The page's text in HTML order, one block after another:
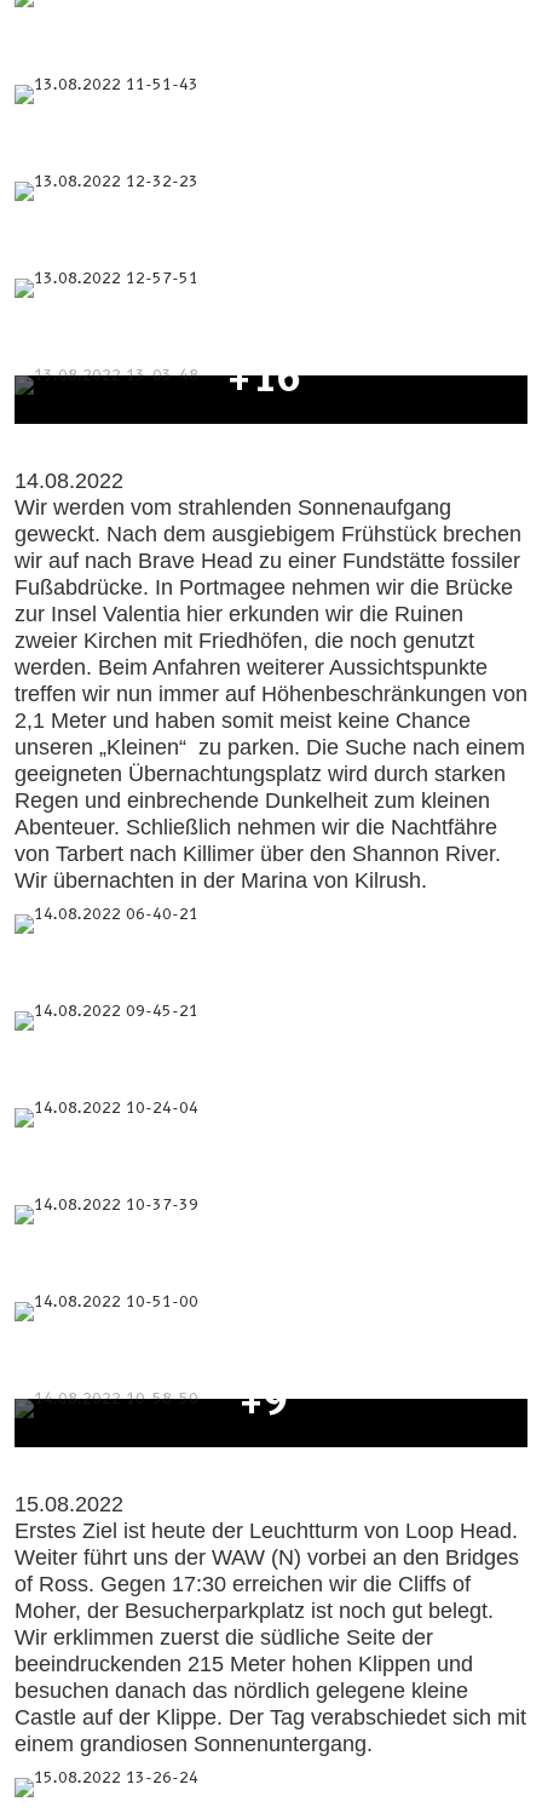
+16
14.08.2022
Wir werden vom strahlenden Sonnenaufgang
geweckt. Nach dem ausgiebigem Frühstück brechen
wir auf nach Brave Head zu einer Fundstätte fossiler
Fußabdrücke. In Portmagee nehmen wir die Brücke
zur Insel Valentia hier erkunden wir die Ruinen
zweier Kirchen mit Friedhöfen, die noch genutzt
werden. Beim Anfahren weiterer Aussichtspunkte
treffen wir nun immer auf Höhenbeschränkungen von
2,1 Meter und haben somit meist keine Chance
unseren „Kleinen“ zu parken. Die Suche nach einem
geeigneten Übernachtungsplatz wird durch starken
Regen und einbrechende Dunkelheit zum kleinen
Abenteuer. Schließlich nehmen wir die Nachtfähre
von Tarbert nach Killimer über den Shannon River.
Wir übernachten in der Marina von Kilrush.
+9
15.08.2022
Erstes Ziel ist heute der Leuchtturm von Loop Head.
Weiter führt uns der WAW (N) vorbei an den Bridges
of Ross. Gegen 17:30 erreichen wir die Cliffs of
Moher, der Besucherparkplatz ist noch gut belegt.
Wir erklimmen zuerst die südliche Seite der
beeindruckenden 215 Meter hohen Klippen und
besuchen danach das nördlich gelegene kleine
Castle auf der Klippe. Der Tag verabschiedet sich mit
einem grandiosen Sonnenuntergang.